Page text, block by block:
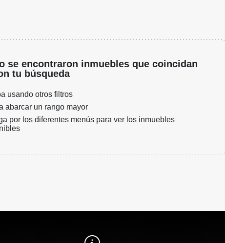
se encontraron inmuebles que coincidan
tu búsqueda
usando otros filtros
abarcar un rango mayor
por los diferentes menús para ver los inmuebles